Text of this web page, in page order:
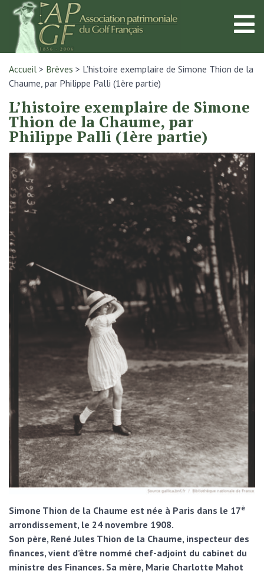
Accueil > Brèves > L’histoire exemplaire de Simone Thion de la
Chaume, par Philippe Palli (1ère partie)
L’histoire exemplaire de Simone
Thion de la Chaume, par
Philippe Palli (1ère partie)
Simone Thion de la Chaume est née à Paris dans le 17è
arrondissement, le 24 novembre 1908.
Son père, René Jules Thion de la Chaume, inspecteur des
finances, vient d’être nommé chef-adjoint du cabinet du
ministre des Finances. Sa mère, Marie Charlotte Mahot